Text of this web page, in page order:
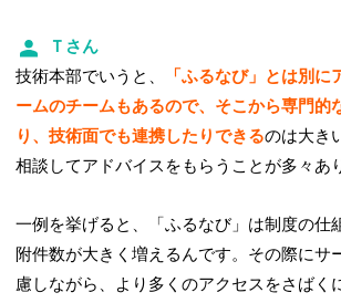
Ｔさん
技術本部でいうと、
「ふるなび」とは別に
ームのチームもあるので、そこから専門的
り、技術面でも連携したりできるのは大き
相談してアドバイスをもらうことが多々あ
一例を挙げると、「ふるなび」は制度の仕
附件数が大きく増えるんです。その際にサ
慮しながら、より多くのアクセスをさばく